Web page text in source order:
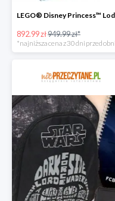
892.99 zł949.99 zł*